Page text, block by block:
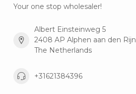
Your one stop wholesaler!
Albert Einsteinweg 5
2408 AP Alphen aan den Rijn
The Netherlands
+31621384396